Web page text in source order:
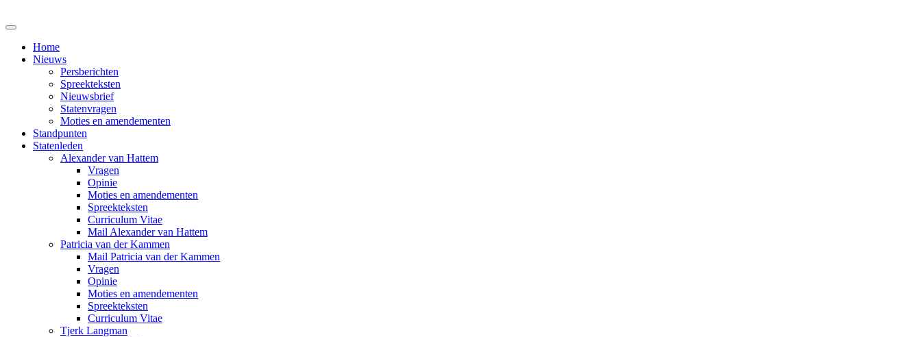
Home
Nieuws
Persberichten
Spreekteksten
Nieuwsbrief
Statenvragen
Moties en amendementen
Standpunten
Statenleden
Alexander van Hattem
Vragen
Opinie
Moties en amendementen
Spreekteksten
Curriculum Vitae
Mail Alexander van Hattem
Patricia van der Kammen
Mail Patricia van der Kammen
Vragen
Opinie
Moties en amendementen
Spreekteksten
Curriculum Vitae
Tjerk Langman